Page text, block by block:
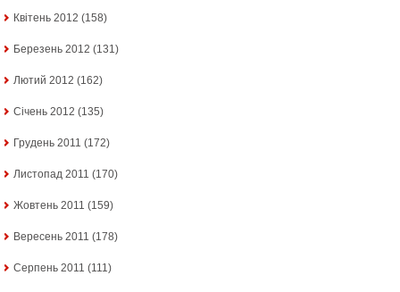
Квітень 2012 (158)
Березень 2012 (131)
Лютий 2012 (162)
Січень 2012 (135)
Грудень 2011 (172)
Листопад 2011 (170)
Жовтень 2011 (159)
Вересень 2011 (178)
Серпень 2011 (111)